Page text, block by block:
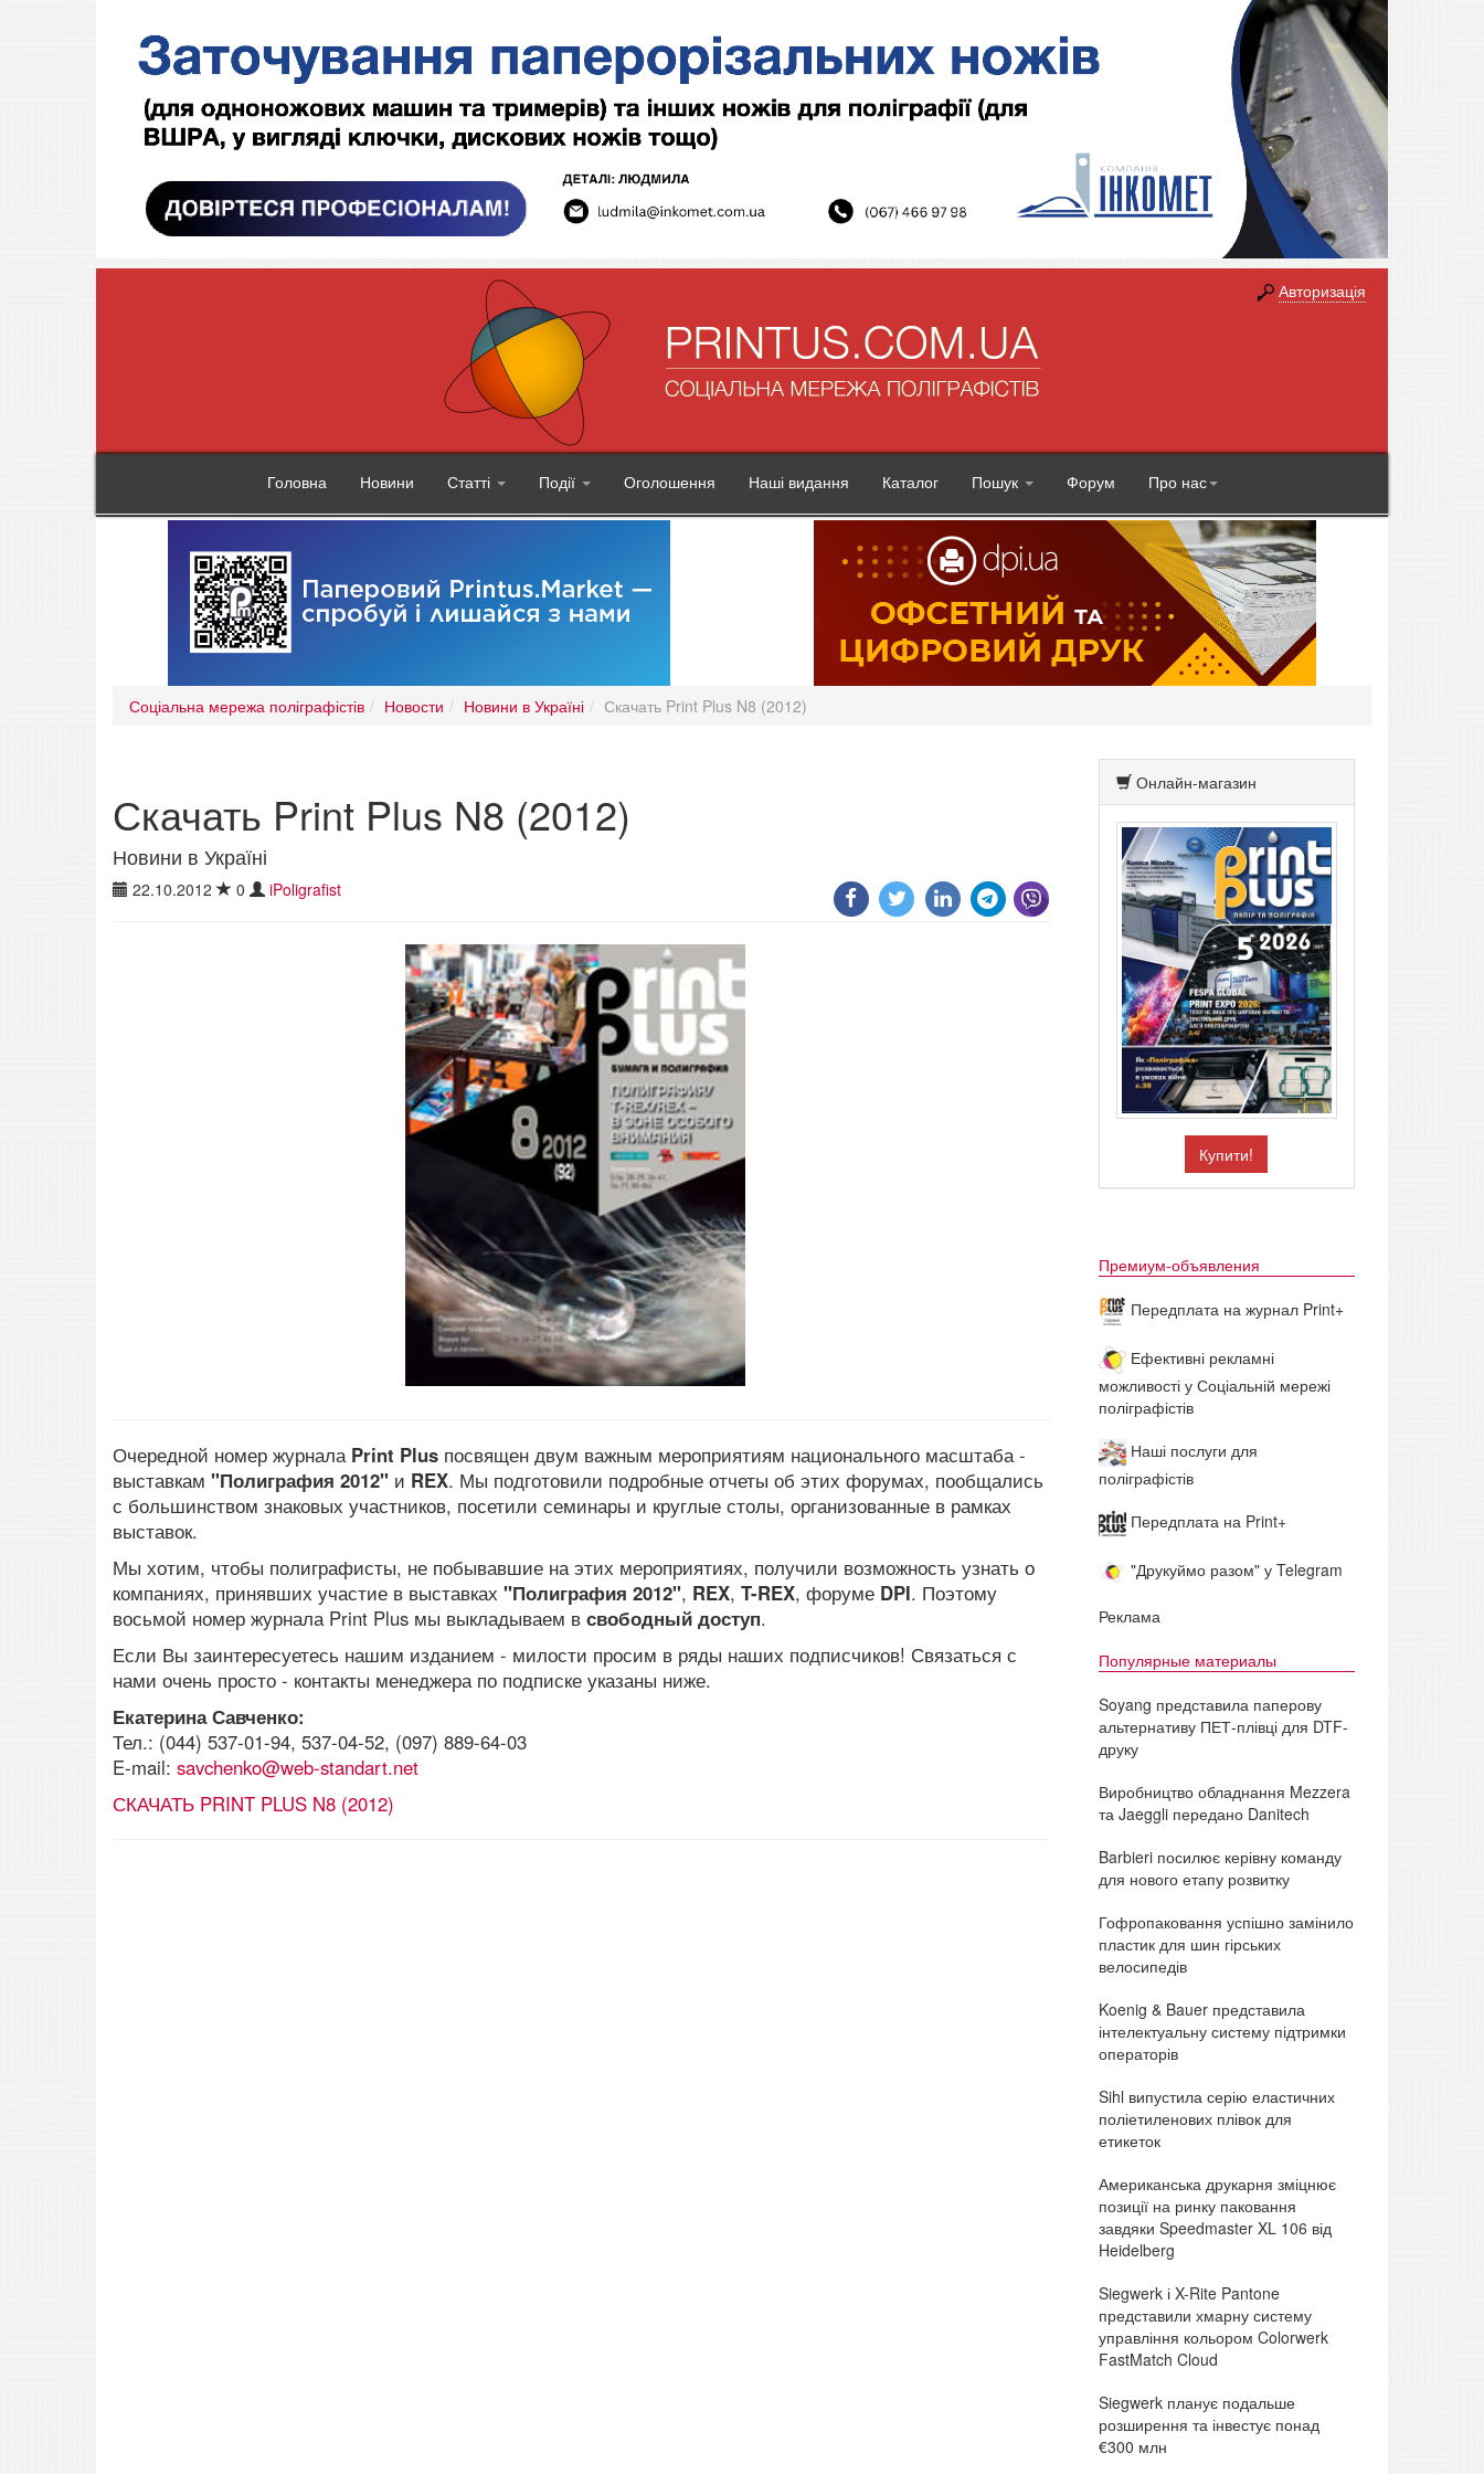
Авторизація
Головна Новини Статті Події Оголошення Наші видання Каталог Пошук Форум Про нас
Соціальна мережа поліграфістів Новости Новини в Україні Скачать Print Plus N8 (2012)
Скачать Print Plus N8 (2012)
Новини в Україні
22.10.2012 0 iPoligrafist
Очередной номер журнала Print Plus посвящен двум важным мероприятиям национального масштаба -
выставкам "Полиграфия 2012" и REX. Мы подготовили подробные отчеты об этих форумах, пообщались
с большинством знаковых участников, посетили семинары и круглые столы, организованные в рамках
выставок.
Мы хотим, чтобы полиграфисты, не побывавшие на этих мероприятиях, получили возможность узнать о
компаниях, принявших участие в выставках "Полиграфия 2012", REX, T-REX, форуме DPI. Поэтому
восьмой номер журнала Print Plus мы выкладываем в свободный доступ.
Если Вы заинтересуетесь нашим изданием - милости просим в ряды наших подписчиков! Связаться с
нами очень просто - контакты менеджера по подписке указаны ниже.
Екатерина Савченко:
Тел.: (044) 537-01-94, 537-04-52, (097) 889-64-03
E-mail: savchenko@web-standart.net
СКАЧАТЬ PRINT PLUS N8 (2012)
Онлайн-магазин
Купити!
Премиум-объявления
Передплата на журнал Print+
Ефективні рекламні
можливості у Соціальній мережі
поліграфістів
Наші послуги для
поліграфістів
Передплата на Print+
"Друкуймо разом" у Telegram
Реклама
Популярные материалы
Soyang представила паперову
альтернативу ПЕТ-плівці для DTF-
друку
Виробництво обладнання Mezzera
та Jaeggli передано Danitech
Barbieri посилює керівну команду
для нового етапу розвитку
Гофропаковання успішно замінило
пластик для шин гірських
велосипедів
Koenig & Bauer представила
інтелектуальну систему підтримки
операторів
Sihl випустила серію еластичних
поліетиленових плівок для
етикеток
Американська друкарня зміцнює
позиції на ринку паковання
завдяки Speedmaster XL 106 від
Heidelberg
Siegwerk і X-Rite Pantone
представили хмарну систему
управління кольором Colorwerk
FastMatch Cloud
Siegwerk планує подальше
розширення та інвестує понад
€300 млн